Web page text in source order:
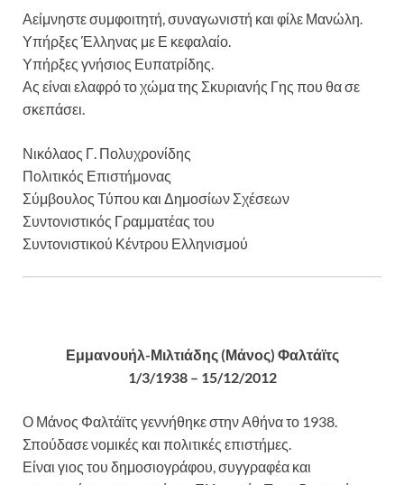
Αείμνηστε συμφοιτητή, συναγωνιστή και φίλε Μανώλη.
Υπήρξες Έλληνας με Ε κεφαλαίο.
Υπήρξες γνήσιος Ευπατρίδης.
Ας είναι ελαφρό το χώμα της Σκυριανής Γης που θα σε
σκεπάσει.
Νικόλαος Γ. Πολυχρονίδης
Πολιτικός Επιστήμονας
Σύμβουλος Τύπου και Δημοσίων Σχέσεων
Συντονιστικός Γραμματέας του
Συντονιστικού Κέντρου Ελληνισμού
Εμμανουήλ-Μιλτιάδης (Μάνος) Φαλτάϊτς
1/3/1938 – 15/12/2012
Ο Μάνος Φαλτάϊτς γεννήθηκε στην Αθήνα το 1938.
Σπούδασε νομικές και πολιτικές επιστήμες.
Είναι γιος του δημοσιογράφου, συγγραφέα και